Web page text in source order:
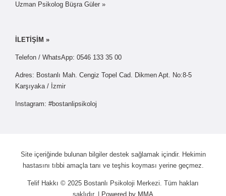
Uzman Psikolog Büşra Güler »
İLETİŞİM »
Telefon / WhatsApp: 0546 133 35 00
Adres: Bostanlı Mah. Cengiz Topel Cad. Dikmen Apt. No:8-5
Karşıyaka / İzmir
Instagram: #bostanlipsikoloj
Site içeriğinde bulunan bilgiler destek sağlamak içindir. Hekimin
hastasını tıbbi amaçla tanı ve teşhis koyması yerine geçmez.
Telif Hakkı © 2025 Bostanlı Psikoloji Merkezi. Tüm hakları
saklıdır. |
Powered by MMA